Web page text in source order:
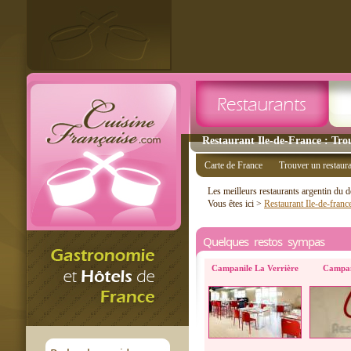
Restaurant Ile-de-France :
Carte de France Trouver un
Les meilleurs restaurants argentin du
Vous êtes ici > Restaurant Ile-de-
Quelques restos sympas
Campanile La Verrière